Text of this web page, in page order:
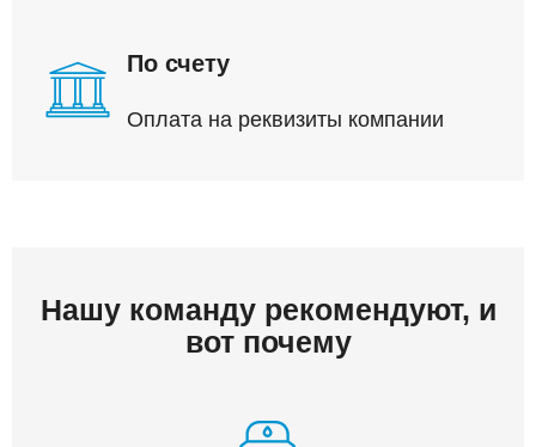
По счету
Оплата на реквизиты компании
Нашу команду рекомендуют, и
вот почему